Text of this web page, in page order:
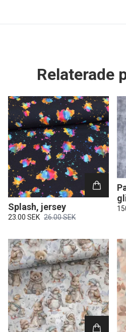
Relaterade
Splash, jersey
23.00 SEK 26.00 SEK